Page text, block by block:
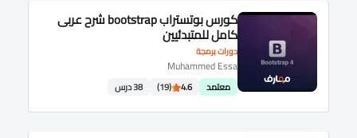
دورات برمجة
كورس بوتستراب bootstrap شرح عربى
كامل للمتبدئيين
Muhammed Essa
معتمد 4.6
(19) 38 درس